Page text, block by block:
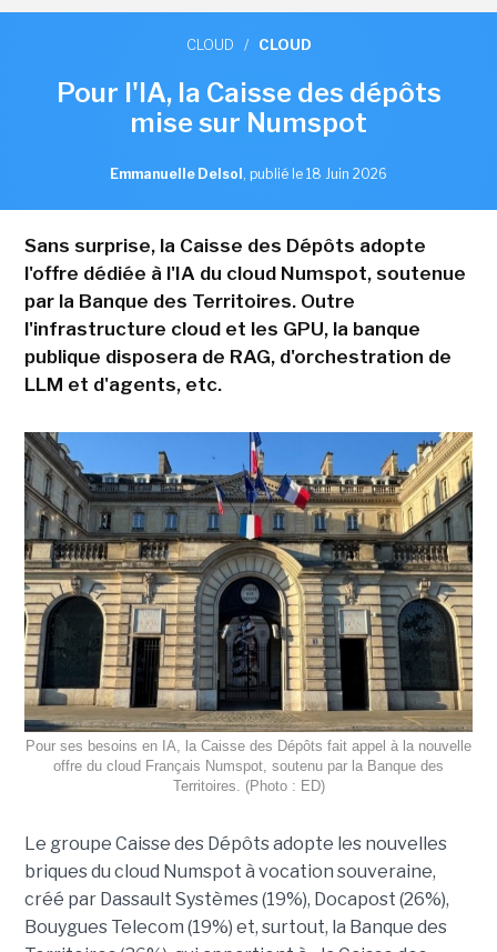
CLOUD / CLOUD
Pour l'IA, la Caisse des dépôts
mise sur Numspot
Emmanuelle Delsol , publié le 18 Juin 2026
Sans surprise, la Caisse des Dépôts adopte
l'offre dédiée à l'IA du cloud Numspot, soutenue
par la Banque des Territoires. Outre
l'infrastructure cloud et les GPU, la banque
publique disposera de RAG, d'orchestration de
LLM et d'agents, etc.
Pour ses besoins en IA, la Caisse des Dépôts fait appel à la nouvelle
offre du cloud Français Numspot, soutenu par la Banque des
Territoires. (Photo : ED)
Le groupe Caisse des Dépôts adopte les nouvelles
briques du cloud Numspot à vocation souveraine,
créé par Dassault Systèmes (19%), Docapost (26%),
Bouygues Telecom (19%) et, surtout, la Banque des